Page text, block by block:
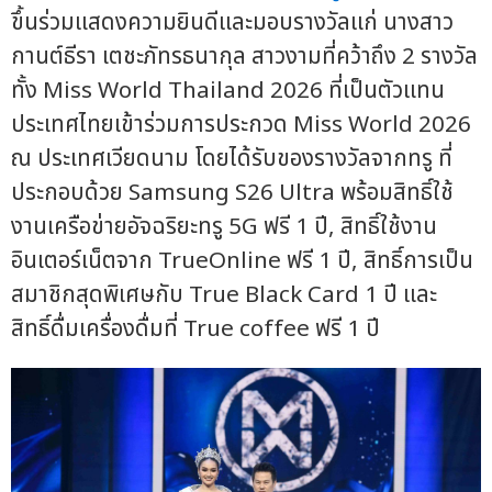
ขึ้นร่วมแสดงความยินดีและมอบรางวัลแก่ นางสาว
กานต์ธีรา เตชะภัทรธนากุล สาวงามที่คว้าถึง 2 รางวัล
ทั้ง Miss World Thailand 2026 ที่เป็นตัวแทน
ประเทศไทยเข้าร่วมการประกวด Miss World 2026
ณ ประเทศเวียดนาม โดยได้รับของรางวัลจากทรู ที่
ประกอบด้วย Samsung S26 Ultra พร้อมสิทธิ์ใช้
งานเครือข่ายอัจฉริยะทรู 5G ฟรี 1 ปี, สิทธิ์ใช้งาน
อินเตอร์เน็ตจาก TrueOnline ฟรี 1 ปี, สิทธิ์การเป็น
สมาชิกสุดพิเศษกับ True Black Card 1 ปี และ
สิทธิ์ดื่มเครื่องดื่มที่ True coffee ฟรี 1 ปี